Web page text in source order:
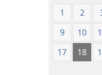
1 2
9
10
17
18